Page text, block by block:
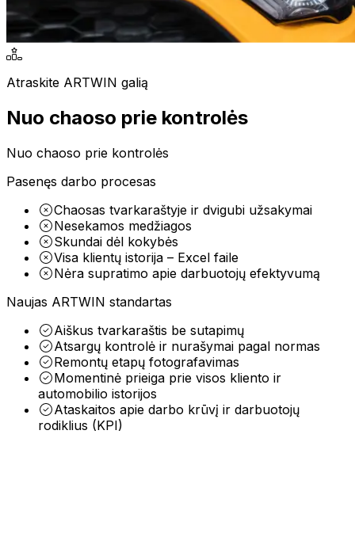
Darbų ataskaitos
Dalių ataskaitos
Subrangos ataskaitos
Pagalbiniai įrankiai
Juridinių asmenų užpildymas
Darbų šablonai
Komunikacija
El. pašto kanalai
SMS kanalai
Pokalbių kanalai
DI valdomi sprendimai
Išnaudokite dirbtinio intelekto galią, kad pagerintumėte
intelektu pagrįsti sprendimai teikia išmanias įžvalgas,
siekdami maksimalaus efektyvumo.
Detailing autoservisas
Profesionalus automobilių servisas, kurio specializacija –
Automobilių plovykla
Kompleksinė automobilių plovykla visų tipų transporto
Atraskite ARTWIN galią
Nuo chaoso prie kontrolės
Nuo chaoso prie kontrolės
Pasenęs darbo procesas
Chaosas tvarkaraštyje ir dvigubi užsakymai
Nesekamos medžiagos
Skundai dėl kokybės
Visa klientų istorija – Excel faile
Nėra supratimo apie darbuotojų efektyvumą
Naujas ARTWIN standartas
Aiškus tvarkaraštis be sutapimų
Atsargų kontrolė ir nurašymai pagal normas
Remontų etapų fotografavimas
Momentinė prieiga prie visos kliento ir
automobilio istorijos
Ataskaitos apie darbo krūvį ir darbuotojų
rodiklius (KPI)